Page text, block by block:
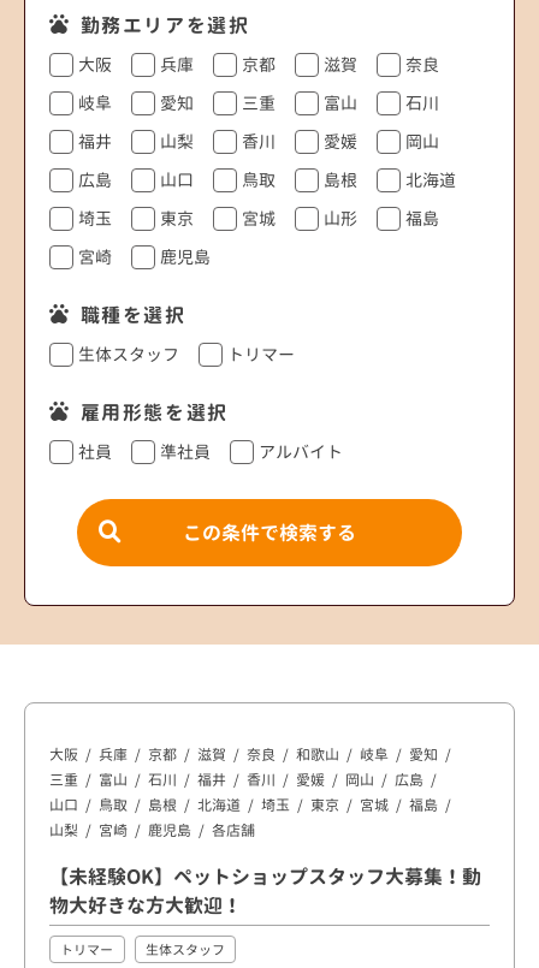
勤務エリアを選択
大阪 兵庫 京都 滋賀
奈良
岐阜
愛知 三重 富山
石川
福井
山梨 香川 愛媛
岡山
広島
山口 鳥取 島根
北海道
埼玉
東京 宮城 山形
福島
宮崎
鹿児島
職種を選択
生体スタッフ トリマー
雇用形態を選択
社員 準社員 アルバイト
この条件で検索する
大阪 兵庫 京都 滋賀 奈良 和歌山 岐阜
愛知
三重
富山 石川 福井 香川 愛媛 岡山
広島
山口
鳥取 島根 北海道 埼玉 東京 宮城
福島
山梨
宮崎 鹿児島 各店舗
【未経験OK】ペットショップスタッフ大募集！動
物大好きな方大歓迎！
トリマー
生体スタッフ